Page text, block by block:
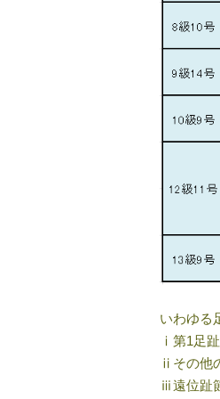
いわゆる
ⅰ第1足
ⅱその他
ⅲ遠位趾